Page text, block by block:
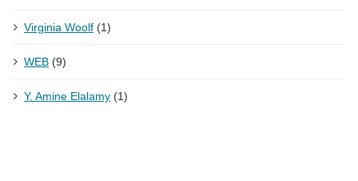
Virginia Woolf (1)
WEB (9)
Y. Amine Elalamy (1)